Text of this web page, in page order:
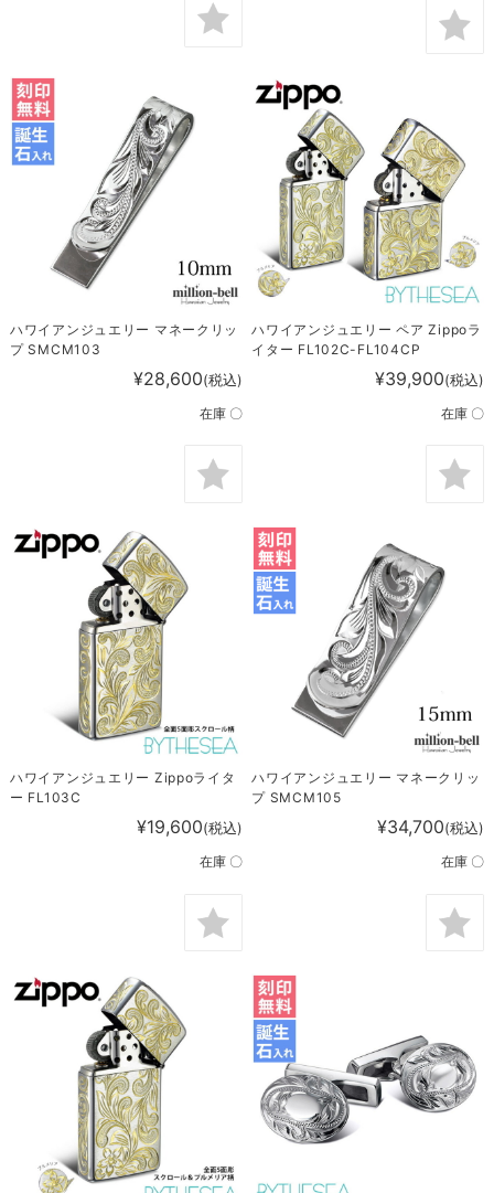
ハワイアンジュエリー マネークリッ
プ SMCM103
¥28,600(税込)
在庫 〇
ハワイアンジュエリー ペア Zippoラ
イター FL102C-FL104CP
¥39,900(税込)
在庫 〇
ハワイアンジュエリー Zippoライタ
ー FL103C
¥19,600(税込)
在庫 〇
ハワイアンジュエリー マネークリッ
プ SMCM105
¥34,700(税込)
在庫 〇